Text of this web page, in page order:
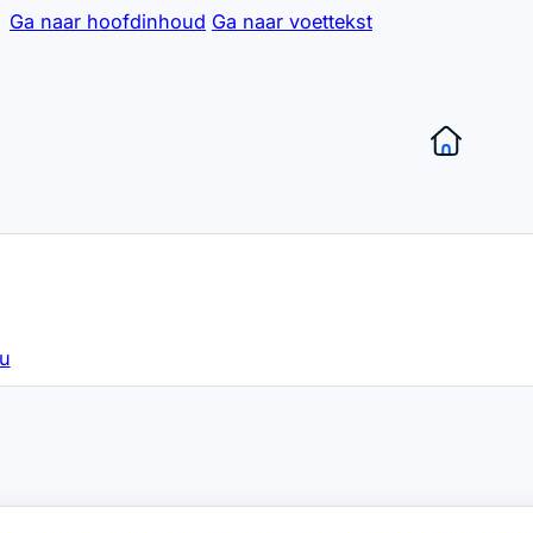
Ga naar hoofdinhoud Ga naar voettekst